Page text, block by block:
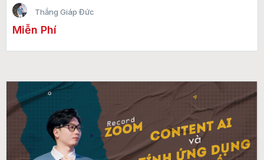
Thắng Giáp Đức
Miễn Phí